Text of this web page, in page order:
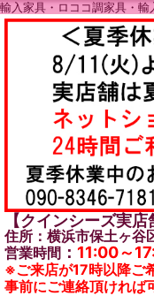
輸入家具・ロココ調家具・
【クインシーズ実店
住所：横浜市保土ヶ
営業時間 ： 11:00～
※ご来店が17時以降ご
事前にご連絡頂ければ